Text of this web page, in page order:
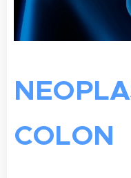
COLON